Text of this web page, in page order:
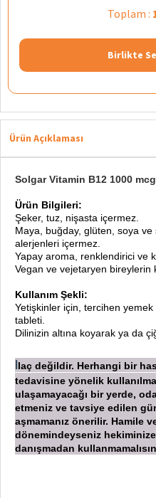
Toplam :
Birlikte
Ürün Açıklaması
Solgar Vitamin B12 1000
Ürün Bilgileri:
Şeker, tuz, nişasta içermez.
Maya, buğday, glüten, soya
alerjenleri içermez.
Yapay aroma, renklendirici ve
Vegan ve vejetaryen bireylerin
Kullanım Şekli:
Yetişkinler için, tercihen yemek
tableti.
Dilinizin altına koyarak ya da
laç değildir. Herhangi bir
tedavisine yönelik
ulaşamayacağı bir yerde,
etmeniz ve tavsiye edilen
aşmamanız önerilir. Hamile
dönemindeyseniz hekiminize
danışmadan